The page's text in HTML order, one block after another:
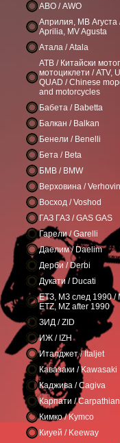
АВО / AWO
Априлия, МВ Агуста
Aprilia, MV Agusta
Атала / Atala
АТВ / Китайски
мотоциклети / ATV,
QUAD / Chinese
and motorcycles
Бабета / Babetta
Балкан / Balkan
Бенели / Benelli
Бета / Beta
БМВ / BMW
Верховина /
Восход / Voshod
ГАЗ ГАЗ / GAS GAS
Гарели / Garelli
Даелим / Daelim
Дерби / Derbi
Дукати / Ducati
ЕТЗ, МЗ след 1990 /
ETZ, MZ after 1990
ЗИД / ZID
ИЖ / IZH
Италджет / Italjet
Кавазаки / Kawasaki
Каджива / Cagiva
Карпати /
Кимко / Kymco
Киуей / Keeway